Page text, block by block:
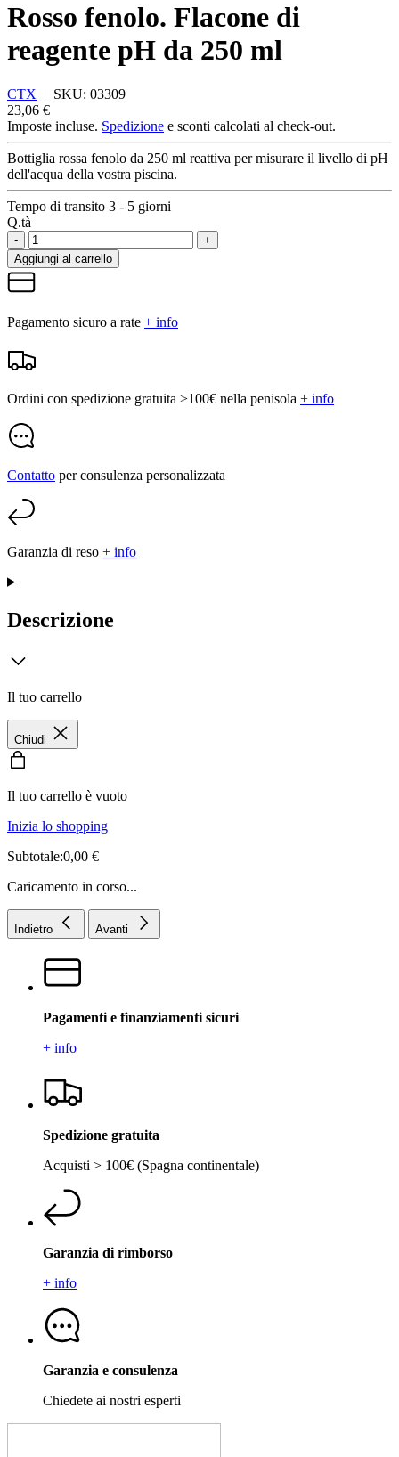
Rosso fenolo. Flacone di
reagente pH da 250 ml
CTX | SKU: 03309
23,06 €
Imposte incluse. Spedizione e sconti calcolati al check-out.
Bottiglia rossa fenolo da 250 ml reattiva per misurare il livello di pH
dell'acqua della vostra piscina.
Tempo di transito 3 - 5 giorni
Q.tà
-
+
Aggiungi al carrello
Pagamento sicuro a rate + info
Ordini con spedizione gratuita >100€ nella penisola + info
Contatto per consulenza personalizzata
Garanzia di reso + info
Descrizione
Il tuo carrello
Chiudi
Il tuo carrello è vuoto
Inizia lo shopping
Subtotale:0,00 €
Caricamento in corso...
Indietro Avanti
Pagamenti e finanziamenti sicuri
+ info
Spedizione gratuita
Acquisti > 100€ (Spagna continentale)
Garanzia di rimborso
+ info
Garanzia e consulenza
Chiedete ai nostri esperti